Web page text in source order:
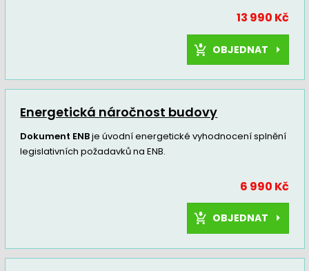
13 990 Kč
OBJEDNAT
Energetická náročnost budovy
Dokument ENBje úvodní energetické vyhodnocení splnění
legislativních požadavků na ENB.
6 990 Kč
OBJEDNAT